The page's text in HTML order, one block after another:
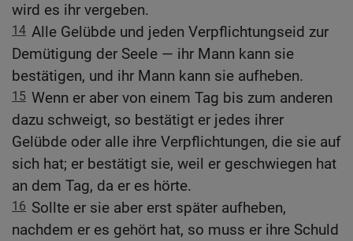
wird es ihr vergeben.
14 Alle Gelübde und jeden Verpflichtungseid zur
Demütigung der Seele — ihr Mann kann sie
bestätigen, und ihr Mann kann sie aufheben.
15 Wenn er aber von einem Tag bis zum anderen
dazu schweigt, so bestätigt er jedes ihrer
Gelübde oder alle ihre Verpflichtungen, die sie auf
sich hat; er bestätigt sie, weil er geschwiegen hat
an dem Tag, da er es hörte.
16 Sollte er sie aber erst später aufheben,
nachdem er es gehört hat, so muss er ihre Schuld